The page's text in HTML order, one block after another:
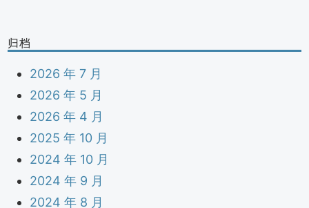
归档
2026 年 7 月
2026 年 5 月
2026 年 4 月
2025 年 10 月
2024 年 10 月
2024 年 9 月
2024 年 8 月